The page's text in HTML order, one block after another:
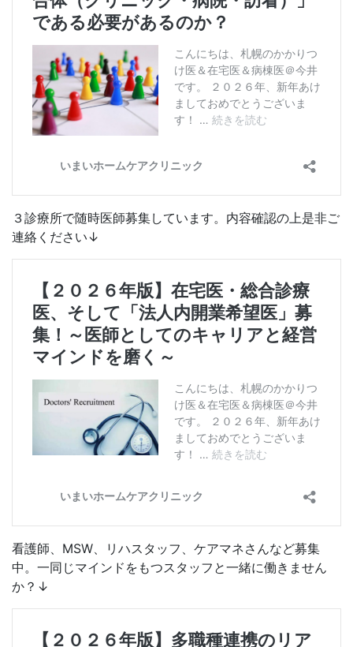
３診療所で随時医師募集しています。内容確認の上是非ご
連絡ください↓
看護師、MSW、リハスタッフ、ケアマネさんなど募集
中。一同じマインドをもつスタッフと一緒に働きません
か？↓